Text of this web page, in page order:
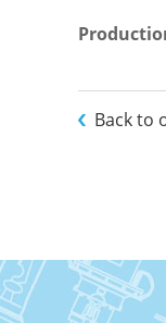
Back to